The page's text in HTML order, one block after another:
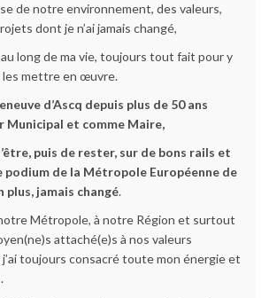
de notre environnement, des valeurs,
dont je n’ai jamais changé,
long de ma vie, toujours tout fait pour y
mettre en œuvre.
d’Ascq depuis plus de 50 ans
Municipal et comme Maire,
puis de rester, sur de bons rails et
podium de la Métropole Européenne de
plus, jamais changé.
Métropole, à notre Région et surtout
attaché(e)s à nos valeurs
toujours consacré toute mon énergie et